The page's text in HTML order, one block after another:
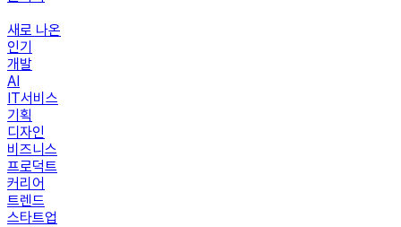
새로 나온
인기
개발
AI
IT서비스
기획
디자인
비즈니스
프로덕트
커리어
트렌드
스타트업